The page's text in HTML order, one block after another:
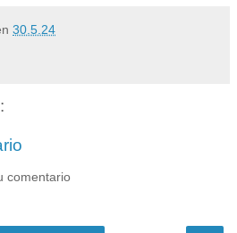
30.5.24
comentario